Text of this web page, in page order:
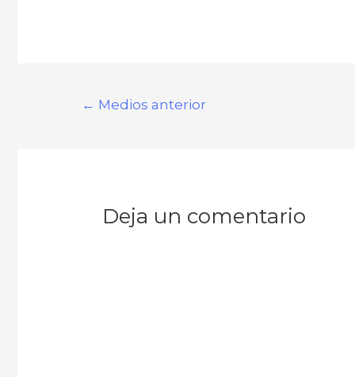
Navegación
← Medios anterior
Deja un comentario